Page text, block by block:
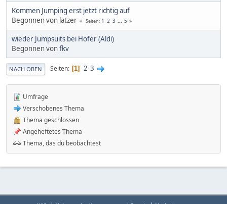
Kommen Jumping erst jetzt richtig auf
Begonnen von latzer
Seiten 1 2 3 ... 5
wieder Jumpsuits bei Hofer (Aldi)
Begonnen vonfkv
NACH OBEN Seiten 1 2 3
Umfrage
Verschobenes Thema
Thema geschlossen
Angeheftetes Thema
Thema, das du beobachtest